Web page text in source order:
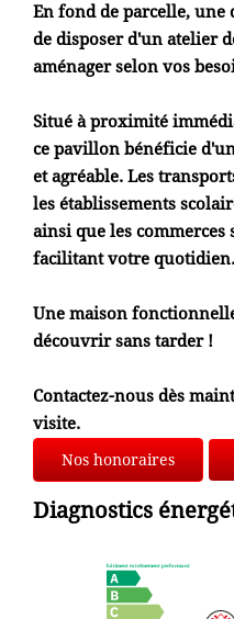
En fond de parcelle, une
de disposer d'un atelier
aménager selon vos
Situé à proximité
ce pavillon bénéficie
et agréable. Les
les établissements
ainsi que les commerces
facilitant votre quotidien.
Une maison
découvrir sans tarder !
Contactez-nous dès
visite.
Nos honoraires
Diagnostics